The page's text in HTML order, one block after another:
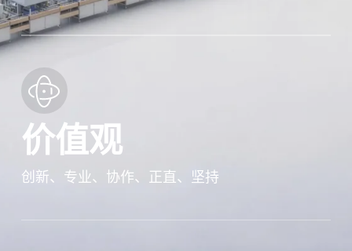
价值观
创新、专业、协作、正直、坚持